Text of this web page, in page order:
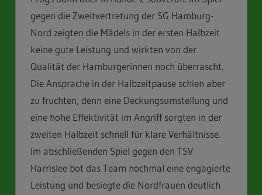
gegen die Zweitvertretung der SG Hamburg-
Nord zeigten die Mädels in der ersten Halbzeit
keine gute Leistung und wirkten von der
Qualität der Hamburgerinnen noch überrascht.
Die Ansprache in der Halbzeitpause schien aber
zu fruchten, denn eine Deckungsumstellung und
eine hohe Effektivität im Angriff sorgten in der
zweiten Halbzeit schnell für klare Verhältnisse.
Im abschließenden Spiel gegen den TSV
Harrislee bot das Team nochmal eine engagierte
Leistung und besiegte die Nordfrauen deutlich